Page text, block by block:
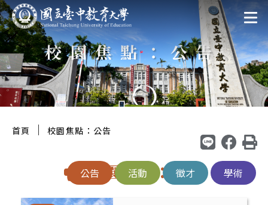
跳
至
主
要
區
:::
校園焦點：公告
首頁 ｜ 校園焦點：公告
校園焦點：公告
公告 活動 徵才 學術